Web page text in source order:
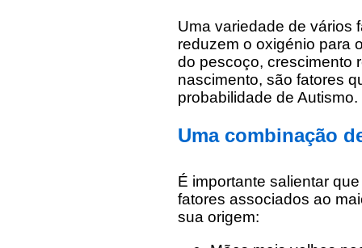
Uma variedade de vários
reduzem o oxigénio para
do pescoço, crescimento
nascimento, são fatores
probabilidade de Autismo.
Uma combinação
É importante salientar
fatores associados ao
sua origem: